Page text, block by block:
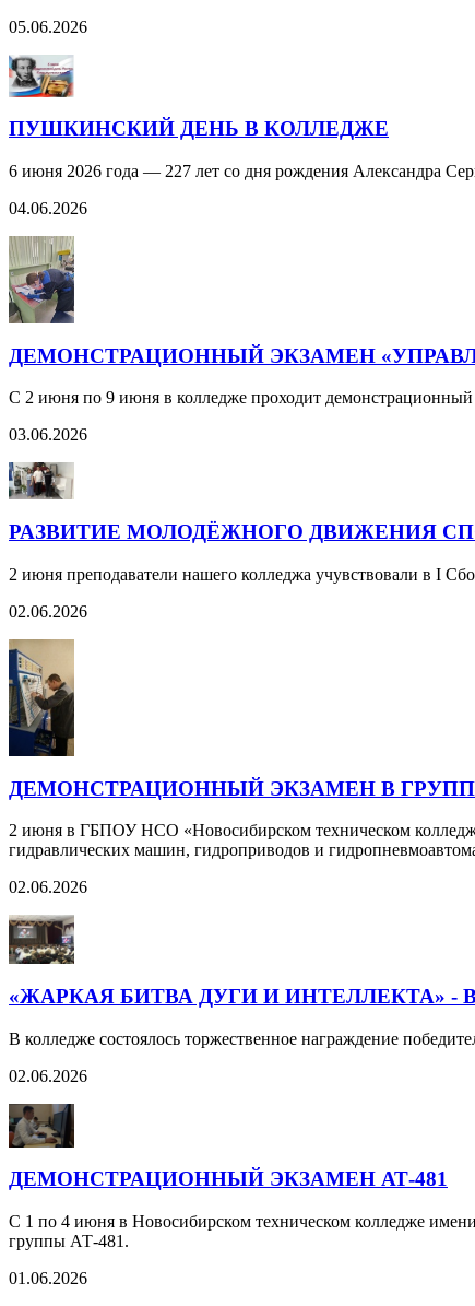
05.06.2026
ПУШКИНСКИЙ ДЕНЬ В КОЛЛЕДЖЕ
6 июня 2026 года — 227 лет со дня рождения Александра
04.06.2026
ДЕМОНСТРАЦИОННЫЙ ЭКЗАМЕН
С 2 июня по 9 июня в колледже проходит демонстрационный
03.06.2026
РАЗВИТИЕ МОЛОДЁЖНОГО ДВИЖЕНИЯ
2 июня преподаватели нашего колледжа учувствовали в I
02.06.2026
ДЕМОНСТРАЦИОННЫЙ ЭКЗАМЕН В ГРУППЕ
2 июня в ГБПОУ НСО «Новосибирском техническом
гидравлических машин, гидроприводов и
02.06.2026
«ЖАРКАЯ БИТВА ДУГИ И ИНТЕЛЛЕКТА»
В колледже состоялось торжественное награждение
02.06.2026
ДЕМОНСТРАЦИОННЫЙ ЭКЗАМЕН АТ-481
С 1 по 4 июня в Новосибирском техническом колледже
группы АТ-481.
01.06.2026